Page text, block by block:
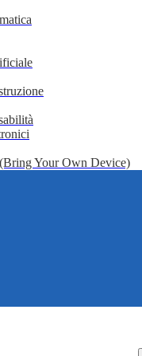
Your Own Device)